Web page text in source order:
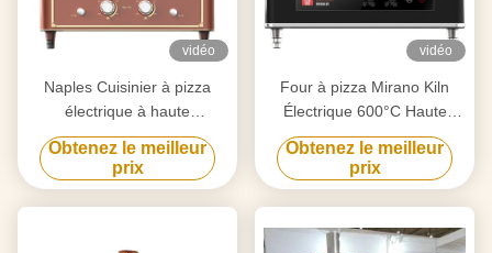
vidéo
Naples Cuisinier à pizza
électrique à haute
température à 600 ° C
Obtenez le meilleur
prix
vidéo
Four à pizza Mirano Kiln
Électrique 600°C Haute
température
Obtenez le meilleur
prix